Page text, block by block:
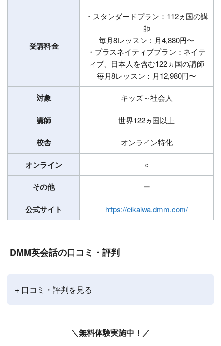
受講料金
・スタンダードプラン：112ヵ国の講
師
毎月8レッスン：月4,880円〜
・プラスネイティブプラン：ネイテ
ィブ、日本人を含む122ヵ国の講師
毎月8レッスン：月12,980円〜
対象 キッズ～社会人
講師 世界122ヵ国以上
校舎 オンライン特化
オンライン ○
その他 ー
公式サイト https://eikaiwa.dmm.com/
DMM英会話の口コミ・評判
+ 口コミ・評判を見る
＼無料体験実施中！／